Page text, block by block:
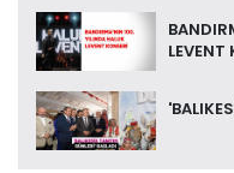
LEVENT